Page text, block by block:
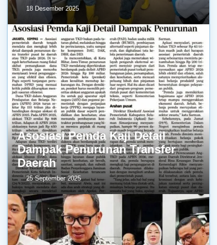
18 Desember 2025
Asosiasi Pemda Kaji Detail
Dampak Penurunan Transfer
Daerah
25 September 2025